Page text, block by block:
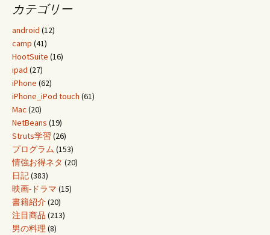
カテゴリー
android (12)
camp (41)
HootSuite (16)
ipad (27)
iPhone (62)
iPhone_iPod touch (61)
Mac (20)
NetBeans (19)
Struts学習 (26)
プログラム (153)
情強お得ネタ (20)
日記(383)
映画-ドラマ (15)
書籍紹介(20)
注目商品 (213)
男の料理 (8)